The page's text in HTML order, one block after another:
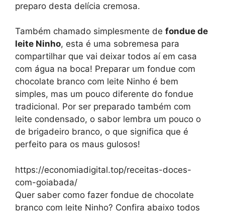
preparo desta delícia cremosa.
Também chamado simplesmente de fondue de
leite Ninho, esta é uma sobremesa para
compartilhar que vai deixar todos aí em casa
com água na boca! Preparar um fondue com
chocolate branco com leite Ninho é bem
simples, mas um pouco diferente do fondue
tradicional. Por ser preparado também com
leite condensado, o sabor lembra um pouco o
de brigadeiro branco, o que significa que é
perfeito para os maus gulosos!
https://economiadigital.top/receitas-doces-
com-goiabada/
Quer saber como fazer fondue de chocolate
branco com leite Ninho? Confira abaixo todos